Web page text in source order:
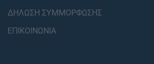
ΔΗΛΩΣΗ ΣΥΜΜΟΡΦΩΣΗΣ
ΕΠΙΚΟΙΝΩΝΙΑ